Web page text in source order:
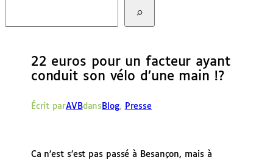
c
22 euros pour un facteur ayant
conduit son vélo d’une main !?
Écrit parAVBdans Blog, Presse
Ca n’est s’est pas passé à Besançon, mais à